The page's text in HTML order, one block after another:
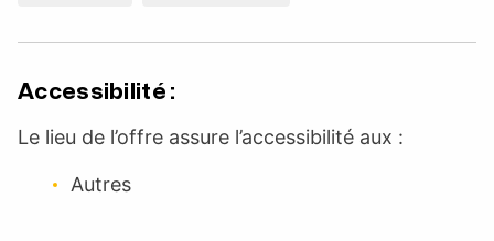
Accessibilité :
Le lieu de l’offre assure l’accessibilité aux :
Autres